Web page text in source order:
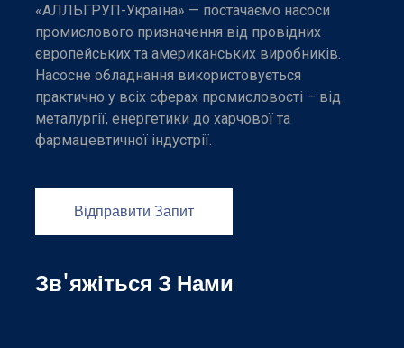
«АЛЛЬГРУП-Україна» — постачаємо насоси
промислового призначення від провідних
європейських та американських виробників.
Насосне обладнання використовується
практично у всіх сферах промисловості – від
металургії, енергетики до харчової та
фармацевтичної індустрії.
Відправити Запит
Зв'яжіться З Нами